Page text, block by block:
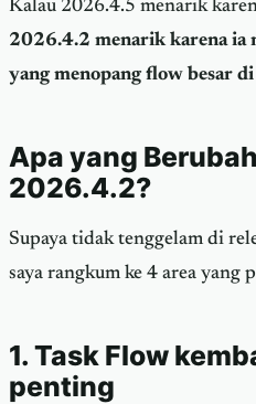
Kalau 2026.4.5 menarik
2026.4.2 menarik karena ia
yang menopang flow besar
Apa yang
2026.4.2?
Supaya tidak tenggelam di
saya rangkum ke 4 area yang
1. Task Flow
penting